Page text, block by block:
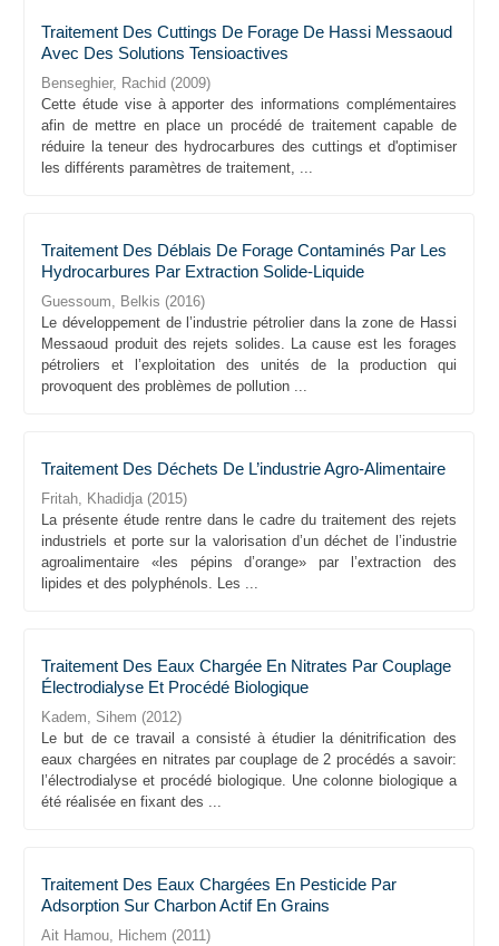
Traitement Des Cuttings De Forage De Hassi Messaoud
Avec Des Solutions Tensioactives
Benseghier, Rachid (2009)
Cette étude vise à apporter des informations complémentaires
afin de mettre en place un procédé de traitement capable de
réduire la teneur des hydrocarbures des cuttings et d'optimiser
les différents paramètres de traitement, ...
Traitement Des Déblais De Forage Contaminés Par Les
Hydrocarbures Par Extraction Solide-Liquide
Guessoum, Belkis (2016)
Le développement de l’industrie pétrolier dans la zone de Hassi
Messaoud produit des rejets solides. La cause est les forages
pétroliers et l’exploitation des unités de la production qui
provoquent des problèmes de pollution ...
Traitement Des Déchets De L’industrie Agro-Alimentaire
Fritah, Khadidja (2015)
La présente étude rentre dans le cadre du traitement des rejets
industriels et porte sur la valorisation d’un déchet de l’industrie
agroalimentaire «les pépins d’orange» par l’extraction des
lipides et des polyphénols. Les ...
Traitement Des Eaux Chargée En Nitrates Par Couplage
Électrodialyse Et Procédé Biologique
Kadem, Sihem (2012)
Le but de ce travail a consisté à étudier la dénitrification des
eaux chargées en nitrates par couplage de 2 procédés a savoir:
l’électrodialyse et procédé biologique. Une colonne biologique a
été réalisée en fixant des ...
Traitement Des Eaux Chargées En Pesticide Par
Adsorption Sur Charbon Actif En Grains
Ait Hamou, Hichem (2011)